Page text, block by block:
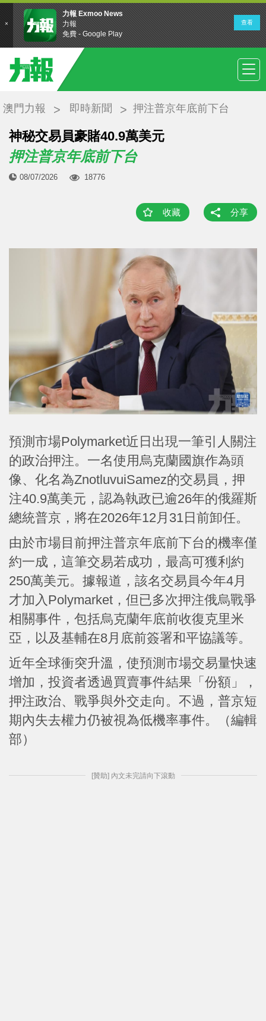
澳門力報 即時新聞 押注普京年底前下台
神秘交易員豪賭40.9萬美元
押注普京年底前下台
08/07/2026 18776
收藏 分享
預測市場Polymarket近日出現一筆引人關注
的政治押注。一名使用烏克蘭國旗作為頭
像、化名為ZnotluvuiSamez的交易員，押
注40.9萬美元，認為執政已逾26年的俄羅斯
總統普京，將在2026年12月31日前卸任。
由於市場目前押注普京年底前下台的機率僅
約一成，這筆交易若成功，最高可獲利約
250萬美元。據報道，該名交易員今年4月
才加入Polymarket，但已多次押注俄烏戰爭
相關事件，包括烏克蘭年底前收復克里米
亞，以及基輔在8月底前簽署和平協議等。
近年全球衝突升溫，使預測市場交易量快速
增加，投資者透過買賣事件結果「份額」，
押注政治、戰爭與外交走向。不過，普京短
期內失去權力仍被視為低機率事件。（編輯
部）
[贊助] 內文未完請向下滾動